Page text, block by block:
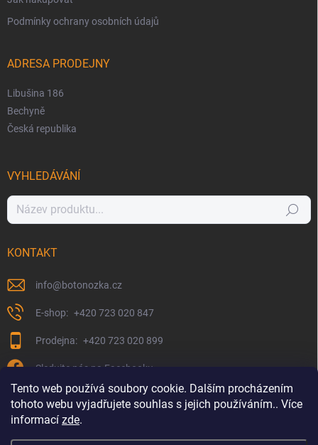
Tento web používá soubory cookie. Dalším procházením
tohoto webu vyjadřujete souhlas s jejich používáním.. Více
informací zde.
Podmínky ochrany osobních údajů
ADRESA PRODEJNY
Libušina 186
Bechyně
Česká republika
VYHLEDÁVÁNÍ
Hledat
KONTAKT
info@botonozka.cz
+420 723 020 847
+420 723 020 899
Sledujte nás na Facebooku